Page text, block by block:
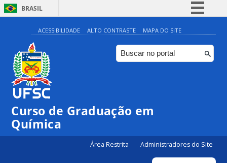
BRASIL
Simplifique!
Comunica BR
Participe
Canais
ACESSIBILIDADE ALTO CONTRASTE MAPA DO SITE
Curso de Graduação em
Química
Área Restrita Administradores do Site